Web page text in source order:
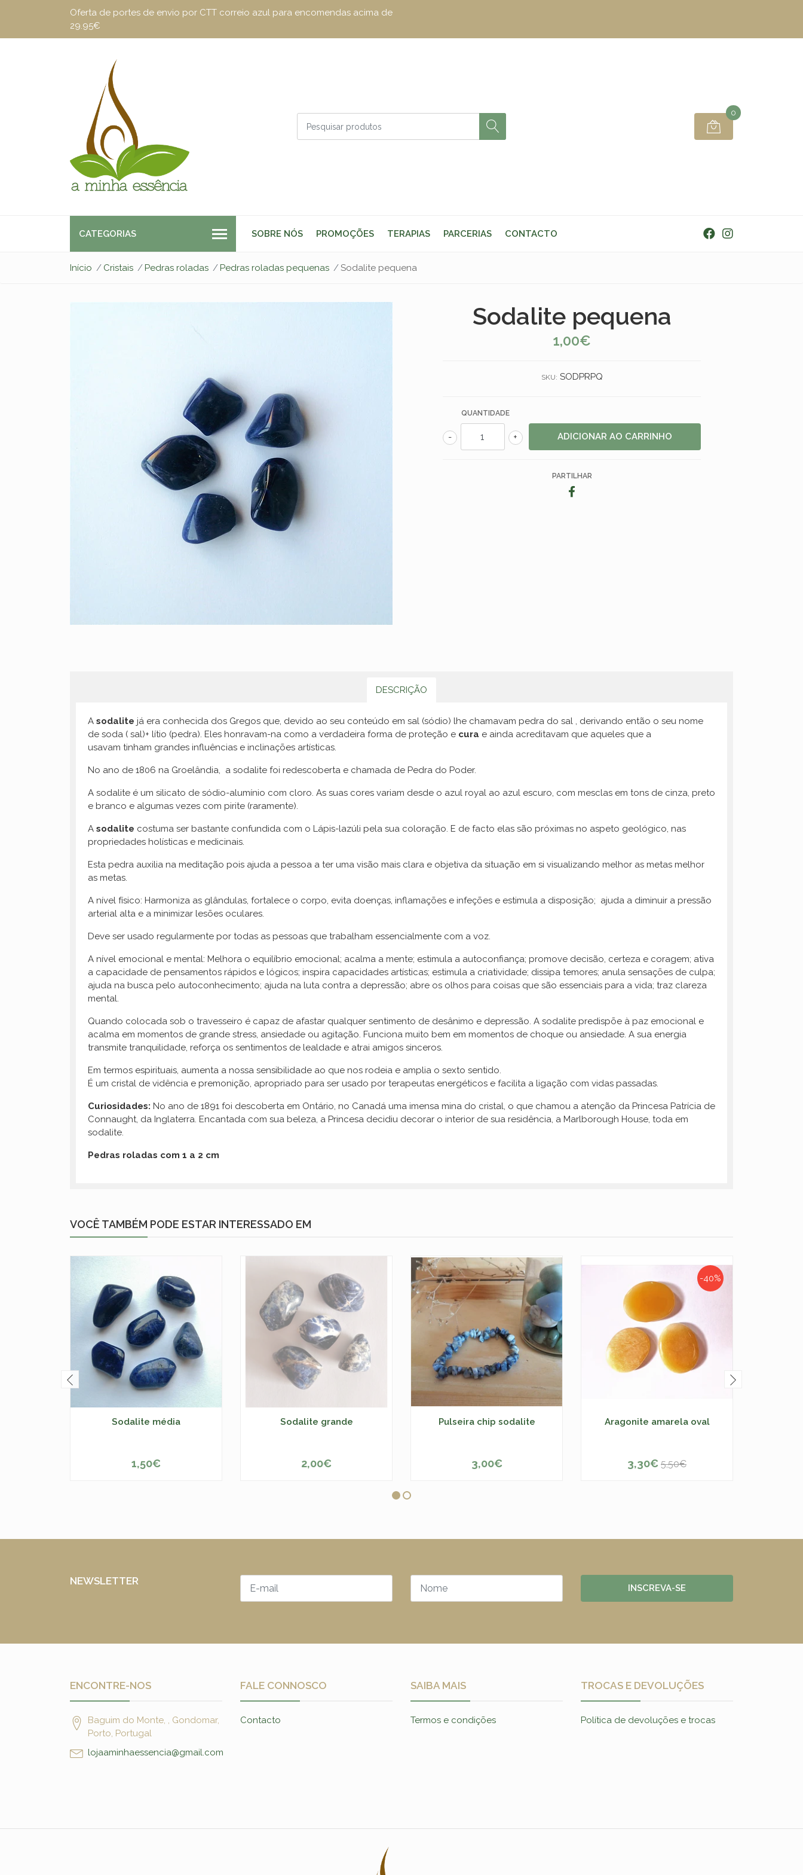
Oferta de portes de envio por CTT correio azul para encomendas acima de
29.95€
0
CATEGORIAS SOBRE NÓS PROMOÇÕES TERAPIAS PARCERIAS CONTACTO
Início Cristais Pedras roladas Pedras roladas pequenas Sodalite pequena
Sodalite pequena
1,00€
SKU: SODPRPQ
QUANTIDADE
+
-
PARTILHAR
DESCRIÇÃO
A sodalite já era conhecida dos Gregos que, devido ao seu conteúdo em sal (sódio) lhe chamavam pedra do sal , derivando então o seu nome
de soda ( sal)+ lítio (pedra). Eles honravam-na como a verdadeira forma de proteção e cura e ainda acreditavam que aqueles que a
usavam tinham grandes influências e inclinações artísticas.
No ano de 1806 na Groelândia, a sodalite foi redescoberta e chamada de Pedra do Poder.
A sodalite é um silicato de sódio-alumínio com cloro. As suas cores variam desde o azul royal ao azul escuro, com mesclas em tons de cinza, preto
e branco e algumas vezes com pirite (raramente).
A sodalite costuma ser bastante confundida com o Lápis-lazúli pela sua coloração. E de facto elas são próximas no aspeto geológico, nas
propriedades holísticas e medicinais.
Esta pedra auxilia na meditação pois ajuda a pessoa a ter uma visão mais clara e objetiva da situação em si visualizando melhor as metas melhor
as metas.
A nível físico: Harmoniza as glândulas, fortalece o corpo, evita doenças, inflamações e infeções e estimula a disposição; ajuda a diminuir a pressão
arterial alta e a minimizar lesões oculares.
Deve ser usado regularmente por todas as pessoas que trabalham essencialmente com a voz.
A nível emocional e mental: Melhora o equilíbrio emocional; acalma a mente; estimula a autoconfiança; promove decisão, certeza e coragem; ativa
a capacidade de pensamentos rápidos e lógicos; inspira capacidades artísticas; estimula a criatividade; dissipa temores; anula sensações de culpa;
ajuda na busca pelo autoconhecimento; ajuda na luta contra a depressão; abre os olhos para coisas que são essenciais para a vida; traz clareza
mental.
Quando colocada sob o travesseiro é capaz de afastar qualquer sentimento de desânimo e depressão. A sodalite predispõe à paz emocional e
acalma em momentos de grande stress, ansiedade ou agitação. Funciona muito bem em momentos de choque ou ansiedade. A sua energia
transmite tranquilidade, reforça os sentimentos de lealdade e atrai amigos sinceros.
Em termos espirituais, aumenta a nossa sensibilidade ao que nos rodeia e amplia o sexto sentido.
É um cristal de vidência e premonição, apropriado para ser usado por terapeutas energéticos e facilita a ligação com vidas passadas.
Curiosidades: No ano de 1891 foi descoberta em Ontário, no Canadá uma imensa mina do cristal, o que chamou a atenção da Princesa Patrícia de
Connaught, da Inglaterra. Encantada com sua beleza, a Princesa decidiu decorar o interior de sua residência, a Marlborough House, toda em
sodalite.
Pedras roladas com 1 a 2 cm
VOCÊ TAMBÉM PODE ESTAR INTERESSADO EM
Sodalite média
+
1,50€
Sodalite grande
ESGOTADO
2,00€
Pulseira chip sodalite
+
3,00€
-40%
Aragonite amarela oval
+
3,30€ 5,50€
NEWSLETTER
INSCREVA-SE
ENCONTRE-NOS
Baguim do Monte, , Gondomar,
Porto, Portugal
lojaaminhaessencia@gmail.com
FALE CONNOSCO
Contacto
SAIBA MAIS
Termos e condições
TROCAS E DEVOLUÇÕES
Política de devoluções e trocas